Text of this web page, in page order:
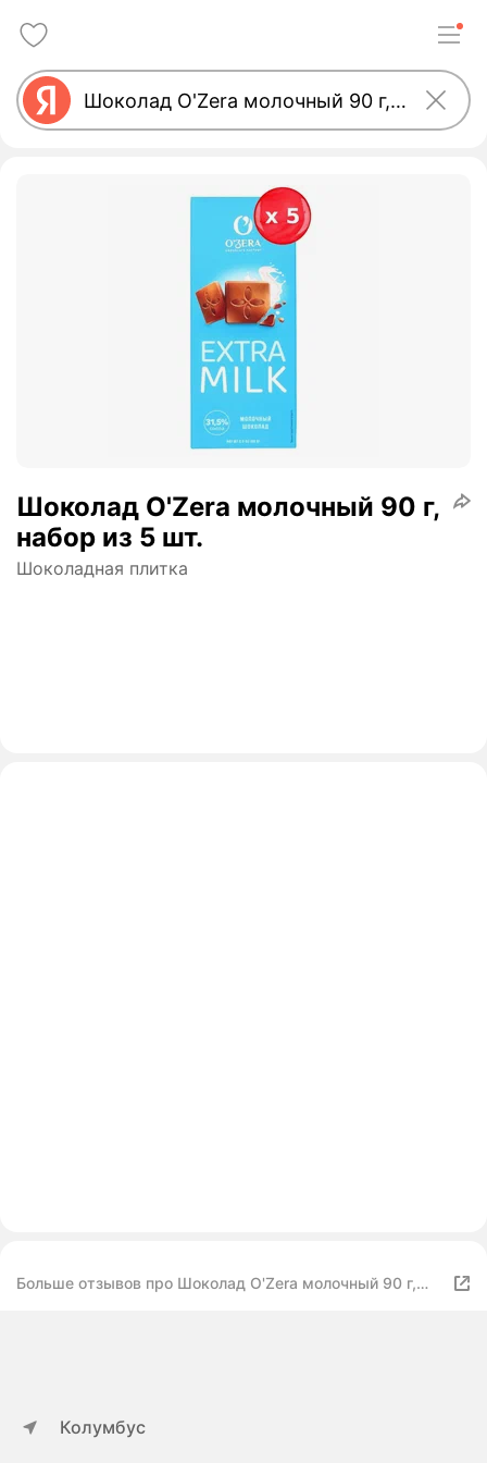
Шоколад O'Zera молочный 90 г,
набор из 5 шт.
Шоколадная плитка
Больше отзывов про Шоколад O'Zera молочный 90 г,
Колумбус